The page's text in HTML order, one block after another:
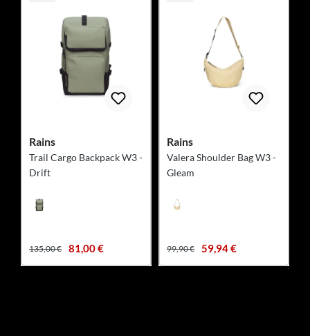
Rains
Trail Cargo Backpack W3 -
Drift
135,00 € 81,00 €
Rains
Valera Shoulder Bag W3 -
Gleam
99,90 € 59,94 €